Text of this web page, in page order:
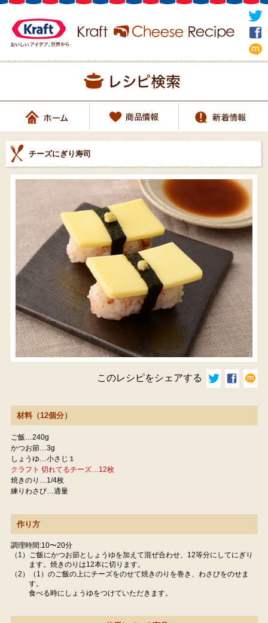
チーズにぎり寿司
このレシピをシェアする
材料（12個分）
ご飯…240g
かつお節…3g
しょうゆ…小さじ１
クラフト 切れてるチーズ…12枚
焼きのり…1/4枚
練りわさび…適量
作り方
調理時間:10〜20分
（1）ご飯にかつお節としょうゆを加えて混ぜ合わせ、12等分にしてにぎり
ます。焼きのりは12本に切ります。
（2）（1）のご飯の上にチーズをのせて焼きのりを巻き、わさびをのせま
す。
食べる時にしょうゆをつけていただきます。